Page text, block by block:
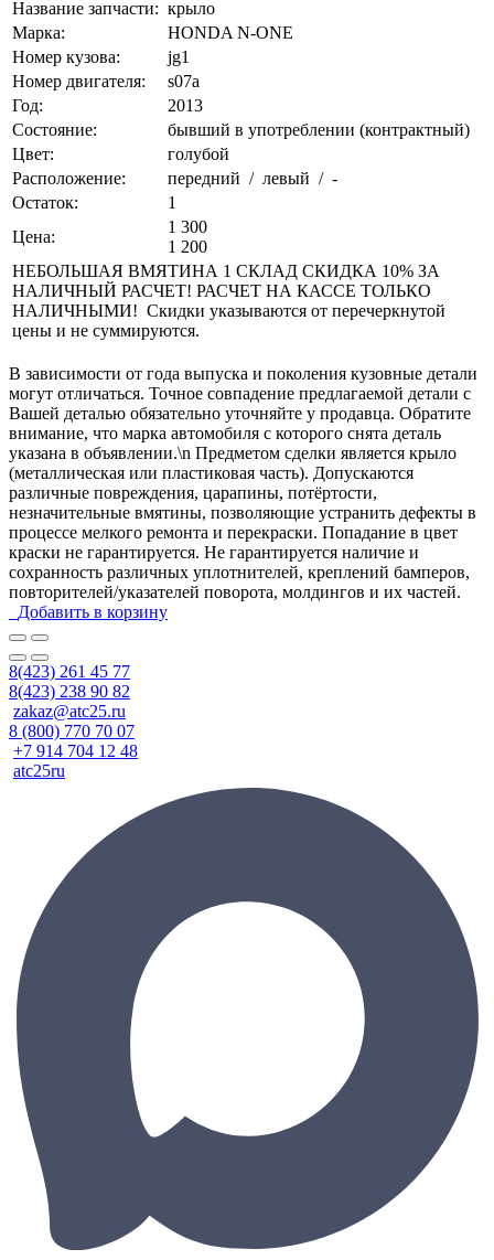
Название запчасти: крыло
Марка:
HONDA N-ONE
Номер кузова:
jg1
Номер двигателя:
s07a
Год:
2013
Состояние:
бывший в употреблении (контрактный)
Цвет:
голубой
Расположение:
передний / левый / -
Остаток:
1
Цена:
1 300
1 200
НЕБОЛЬШАЯ ВМЯТИНА 1 СКЛАД СКИДКА 10% ЗА
НАЛИЧНЫЙ РАСЧЕТ! РАСЧЕТ НА КАССЕ ТОЛЬКО
НАЛИЧНЫМИ! Скидки указываются от перечеркнутой
цены и не суммируются.
В зависимости от года выпуска и поколения кузовные детали
могут отличаться. Точное совпадение предлагаемой детали с
Вашей деталью обязательно уточняйте у продавца. Обратите
внимание, что марка автомобиля с которого снята деталь
указана в объявлении.\n Предметом сделки является крыло
(металлическая или пластиковая часть). Допускаются
различные повреждения, царапины, потёртости,
незначительные вмятины, позволяющие устранить дефекты в
процессе мелкого ремонта и перекраски. Попадание в цвет
краски не гарантируется. Не гарантируется наличие и
сохранность различных уплотнителей, креплений бамперов,
повторителей/указателей поворота, молдингов и их частей.
Добавить в корзину
8(423) 261 45 77
8(423) 238 90 82
zakaz@atc25.ru
8 (800) 770 70 07
+7 914 704 12 48
atc25ru